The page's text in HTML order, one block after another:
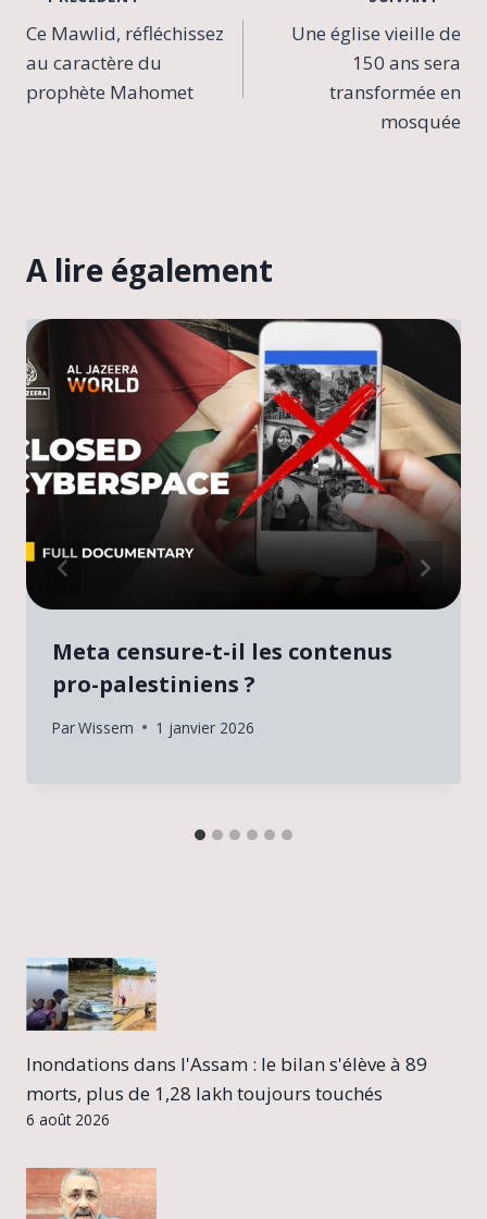
de
l’article
Ce Mawlid, réfléchissez
au caractère du
prophète Mahomet
Une église vieille de
150 ans sera
transformée en
mosquée
A lire également
Meta censure-t-il les contenus
pro-palestiniens ?
ParWissem 1 janvier 2026
Inondations dans l'Assam : le bilan s'élève à 89
morts, plus de 1,28 lakh toujours touchés
6 août 2026